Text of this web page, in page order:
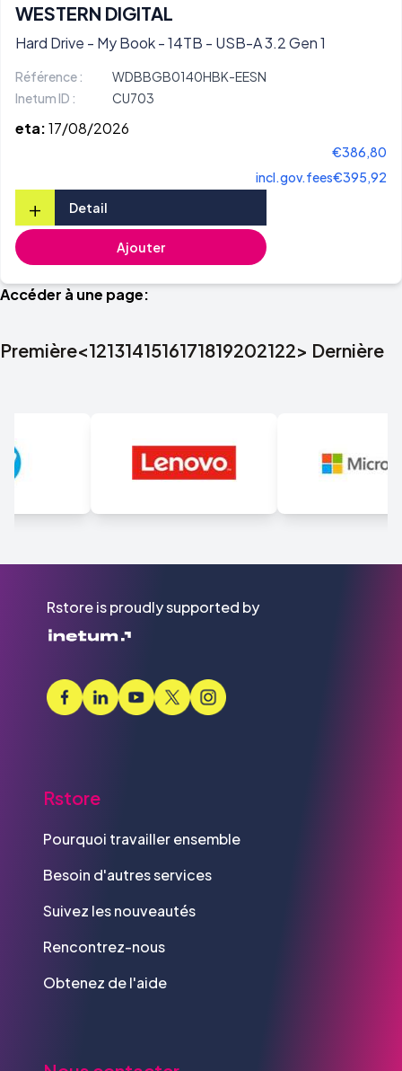
WESTERN DIGITAL
Hard Drive - My Book - 14TB - USB-A 3.2 Gen 1
Référence :
WDBBGB0140HBK-EESN
Inetum ID :
CU703
eta:17/08/2026
€386,80
incl.gov.fees€395,92
+ Detail
Ajouter
Accéder à une page:
Première<1213141516171819202122> Dernière
Rstore is proudly supported by
Rstore
Pourquoi travailler ensemble
Besoin d'autres services
Suivez les nouveautés
Rencontrez-nous
Obtenez de l'aide